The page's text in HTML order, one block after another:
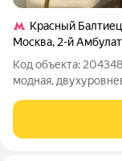
Красный Балтиец
Москва, 2-й
Код объекта:
модная,
"Аэропорт".
дизайнерском, имеет